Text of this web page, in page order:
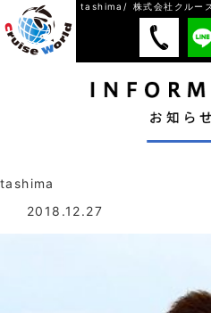
tashima/ 株式会社クルー
tashima
2018.12.27